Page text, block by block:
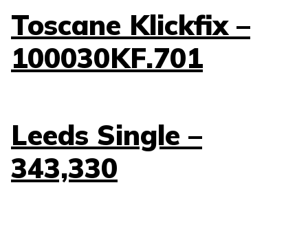
Toscane Klickfix –
100030KF.701
Leeds Single –
343,330